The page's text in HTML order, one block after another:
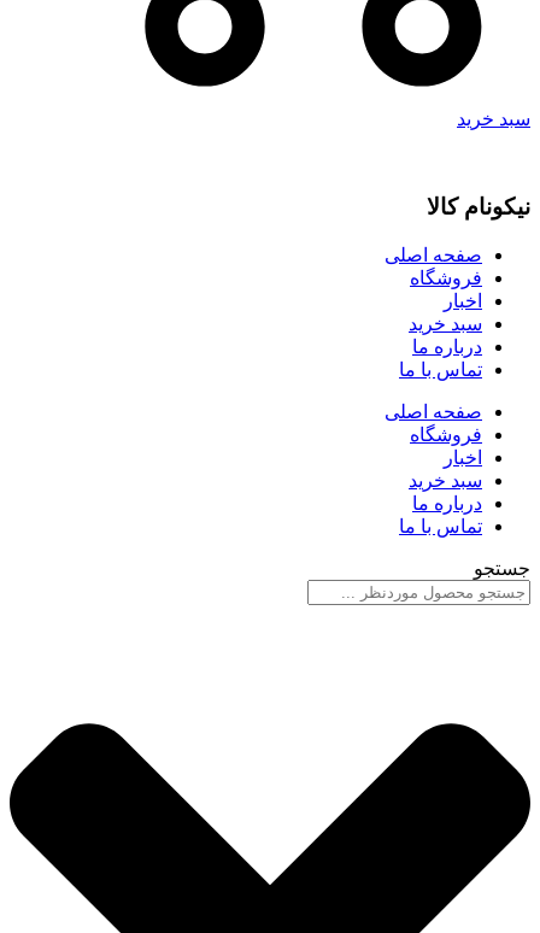
سبد خرید
نیکونام کالا
صفحه اصلی
فروشگاه
اخبار
سبد خرید
درباره ما
تماس با ما
صفحه اصلی
فروشگاه
اخبار
سبد خرید
درباره ما
تماس با ما
جستجو